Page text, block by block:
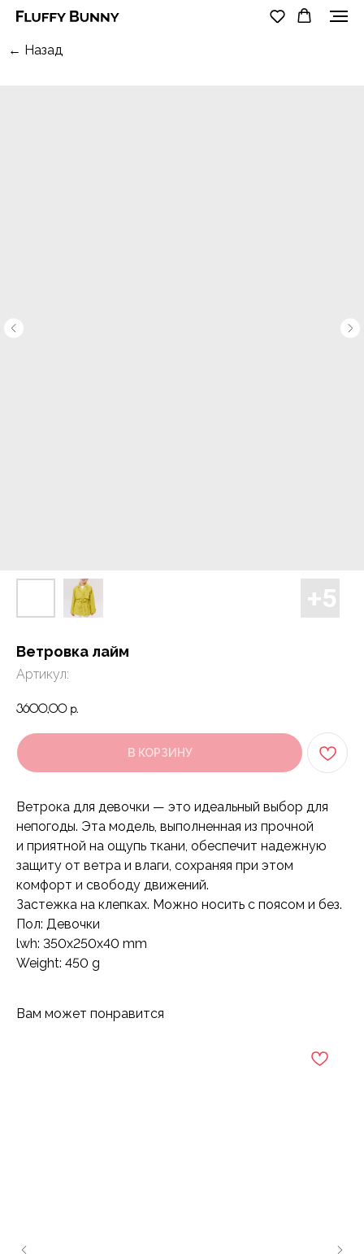
← Назад
Ветровка лайм
Артикул:
3600,00 р.
В КОРЗИНУ
Ветрока для девочки — это идеальный выбор для
непогоды. Эта модель, выполненная из прочной
и приятной на ощупь ткани, обеспечит надежную
защиту от ветра и влаги, сохраняя при этом
комфорт и свободу движений.
Застежка на клепках. Можно носить с поясом и без.
Пол: Девочки
lwh: 350x250x40 mm
Weight: 450 g
Вам может понравится